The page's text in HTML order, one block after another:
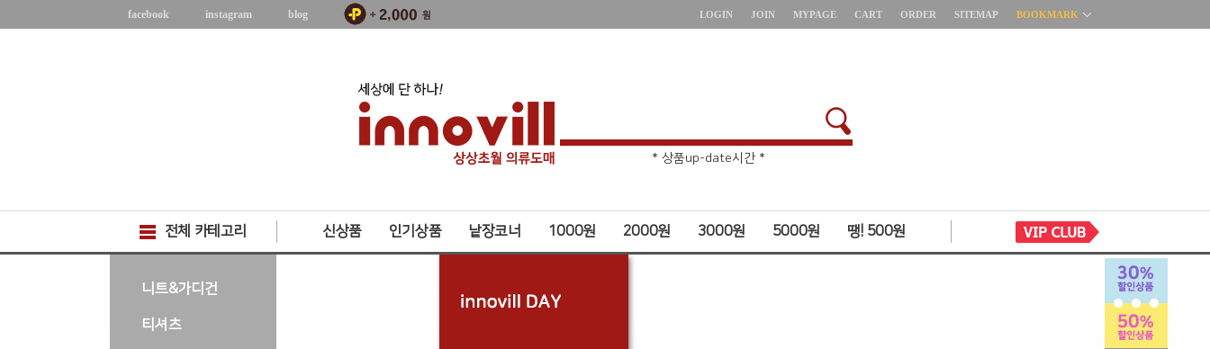
facebook instagram blog LOGIN JOIN MYPAGE CART ORDER SITEMAP BOOKMARK
* 주문취소 제한 *
* 상품up-date시간 *
전체 카테고리 신상품 인기상품 낱장코너 1000원 2000원 3000원 5000원 땡! 500원
니트&가디건
티셔츠